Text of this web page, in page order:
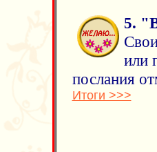
5.
или
послания
Итоги >>>